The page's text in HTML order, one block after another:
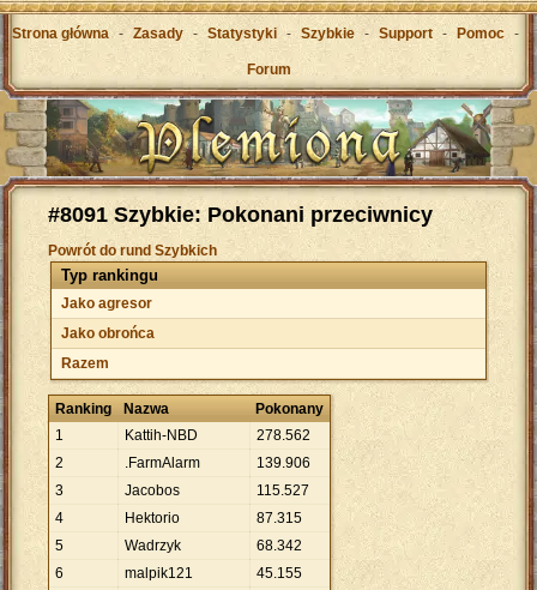
Strona główna - Zasady - Statystyki - Szybkie - Support - Pomoc -
Forum
#8091 Szybkie: Pokonani przeciwnicy
Powrót do rund Szybkich
Typ rankingu
Jako agresor
Jako obrońca
Razem
Ranking Nazwa
Pokonany
1
Kattih-NBD 278.562
2
.FarmAlarm 139.906
3
Jacobos 115.527
4
Hektorio 87.315
5
Wadrzyk 68.342
6
malpik121 45.155